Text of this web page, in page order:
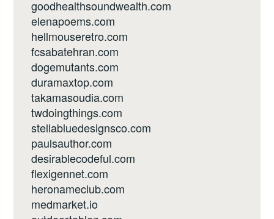
goodhealthsoundwealth.com
elenapoems.com
hellmouseretro.com
fcsabatehran.com
dogemutants.com
duramaxtop.com
takamasoudia.com
twdoingthings.com
stellabluedesignsco.com
paulsauthor.com
desirablecodeful.com
flexigennet.com
heronameclub.com
medmarket.io